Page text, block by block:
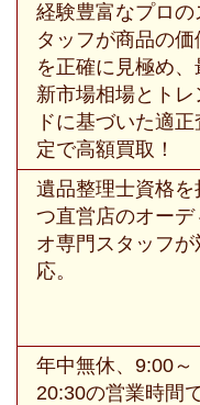
経験豊富なプロの
タッフが商品の価
を正確に見極め、
新市場相場とトレ
ドに基づいた適正
定で高額買取！
遺品整理士資格を
つ直営店のオーデ
オ専門スタッフが
応。
年中無休、9:00～
20:30の営業時間